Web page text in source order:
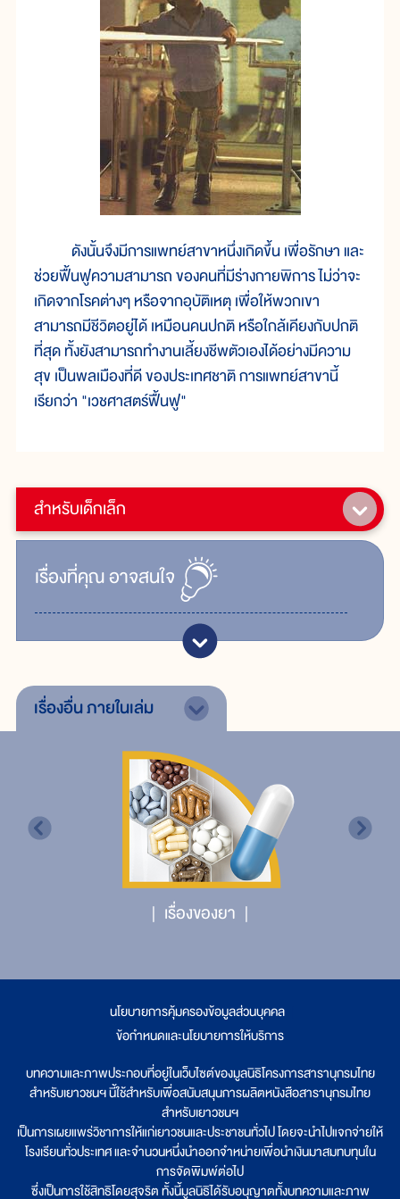
สำหรับเด็กเล็ก
เรื่ิองที่คุณอาจสนใจ
ดังนั้นจึงมีการแพทย์สาขาหนึ่งเกิดขึ้น เพื่อรักษา และ
ช่วยฟื้นฟูความสามารถ ของคนที่มีร่างกายพิการ ไม่ว่าจะ
เกิดจากโรคต่างๆ หรือจากอุบัติเหตุ เพื่อให้พวกเขา
สามารถมีชีวิตอยู่ได้ เหมือนคนปกติ หรือใกล้เคียงกับปกติ
ที่สุด ทั้งยังสามารถทำงานเลี้ยงชีพตัวเองได้อย่างมีความ
สุข เป็นพลเมืองที่ดี ของประเทศชาติ การแพทย์สาขานี้
เรียกว่า "เวชศาสตร์ฟื้นฟู"
เรื่องอื่นภายในเล่ม
เรื่องของยา
นโยบายการคุ้มครองข้อมูลส่วนบุคคล
ข้อกำหนดและนโยบายการให้บริการ
บทความและภาพประกอบที่อยู่ในเว็บไซต์ของมูลนิธิโครงการสารานุกรมไทย
สำหรับเยาวชนฯ นี้ใช้สำหรับเพื่อสนับสนุนการผลิตหนังสือสารานุกรมไทย
สำหรับเยาวชนฯ
เป็นการเผยแพร่วิชาการให้แก่เยาวชนและประชาชนทั่วไป โดยจะนำไปแจกจ่ายให้
โรงเรียนทั่วประเทศ และจำนวนหนึ่งนำออกจำหน่ายเพื่อนำเงินมาสมทบทุนใน
การจัดพิมพ์ต่อไป
ซึ่งเป็นการใช้สิทธิโดยสุจริต ทั้งนี้มูลนิธิได้รับอนุญาตทั้งบทความและภาพ